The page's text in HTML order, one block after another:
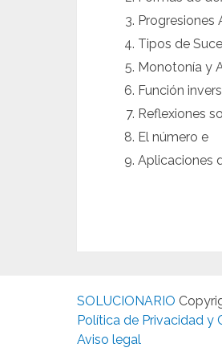
Progresiones
Tipos de
Monotonía y
Función
Reflexiones
El número e
Aplicaciones
SOLUCIONARIO
Política de Privacidad y
Aviso legal